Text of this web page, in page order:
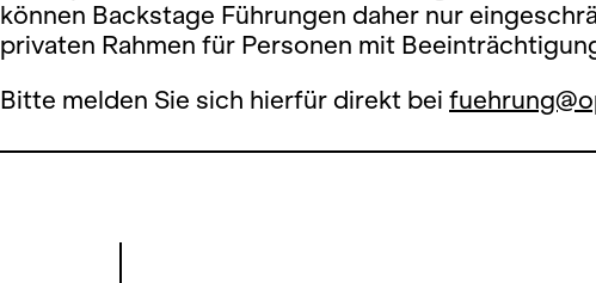
können Backstage Führungen daher nur
privaten Rahmen für Personen mit
Bitte melden Sie sich hierfür direkt bei